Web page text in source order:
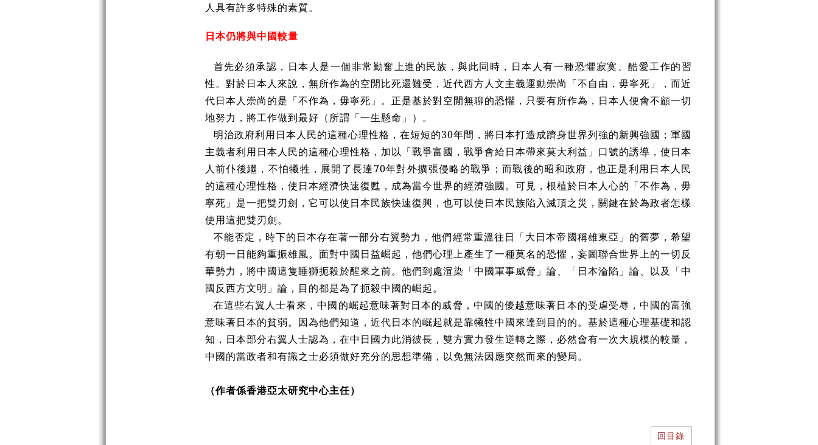
人具有許多特殊的素質。
日本仍將與中國較量
首先必須承認，日本人是一個非常勤奮上進的民族，與此同時，日本人有一種恐懼寂寞、酷愛工作的習
性。對於日本人來說，無所作為的空閒比死還難受，近代西方人文主義運動崇尚「不自由，毋寧死」，而近
代日本人崇尚的是「不作為，毋寧死」。正是基於對空閒無聊的恐懼，只要有所作為，日本人便會不顧一切
地努力，將工作做到最好（所謂「一生懸命」）。
明治政府利用日本人民的這種心理性格，在短短的30年間，將日本打造成躋身世界列強的新興強國；軍國
主義者利用日本人民的這種心理性格，加以「戰爭富國，戰爭會給日本帶來莫大利益」口號的誘導，使日本
人前仆後繼，不怕犧牲，展開了長達70年對外擴張侵略的戰爭；而戰後的昭和政府，也正是利用日本人民
的這種心理性格，使日本經濟快速復甦，成為當今世界的經濟強國。可見，根植於日本人心的「不作為，毋
寧死」是一把雙刃劍，它可以使日本民族快速復興，也可以使日本民族陷入滅頂之災，關鍵在於為政者怎樣
使用這把雙刃劍。
不能否定，時下的日本存在著一部分右翼勢力，他們經常重溫往日「大日本帝國稱雄東亞」的舊夢，希望
有朝一日能夠重振雄風。面對中國日益崛起，他們心理上產生了一種莫名的恐懼，妄圖聯合世界上的一切反
華勢力，將中國這隻睡獅扼殺於醒來之前。他們到處渲染「中國軍事威脅」論、「日本淪陷」論、以及「中
國反西方文明」論，目的都是為了扼殺中國的崛起。
在這些右翼人士看來，中國的崛起意味著對日本的威脅，中國的優越意味著日本的受虐受辱，中國的富強
意味著日本的貧弱。因為他們知道，近代日本的崛起就是靠犧牲中國來達到目的的。基於這種心理基礎和認
知，日本部分右翼人士認為，在中日國力此消彼長，雙方實力發生逆轉之際，必然會有一次大規模的較量，
中國的當政者和有識之士必須做好充分的思想準備，以免無法因應突然而來的變局。
（作者係香港亞太研究中心主任）
回目錄